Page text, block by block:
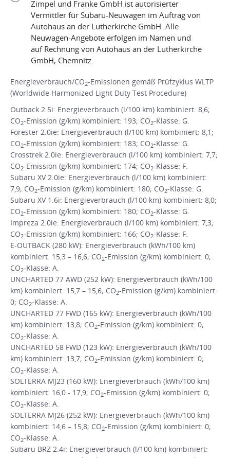
Zimpel und Franke GmbH ist autorisierter
Vermittler für Subaru-Neuwagen im Auftrag von
Autohaus an der Lutherkirche GmbH. Alle
Neuwagen-Angebote erfolgen im Namen und
auf Rechnung von Autohaus an der Lutherkirche
GmbH, Chemnitz.
Energieverbrauch/CO2-Emissionen gemäß Prüfzyklus WLTP
(Worldwide Harmonized Light Duty Test Procedure)
Outback 2.5i: Energieverbrauch (l/100 km) kombiniert: 8,6;
CO2-Emission (g/km) kombiniert: 193; CO2-Klasse: G.
Forester 2.0ie: Energieverbrauch (l/100 km) kombiniert: 8,1;
CO2-Emission (g/km) kombiniert: 183; CO2-Klasse: G.
Crosstrek 2.0ie: Energieverbrauch (l/100 km) kombiniert: 7,7;
CO2-Emission (g/km) kombiniert: 174; CO2-Klasse: F.
Subaru XV 2.0ie: Energieverbrauch (l/100 km) kombiniert:
7,9; CO2-Emission (g/km) kombiniert: 180; CO2-Klasse: G.
Subaru XV 1.6i: Energieverbrauch (l/100 km) kombiniert: 8,0;
CO2-Emission (g/km) kombiniert: 180; CO2-Klasse: G.
Impreza 2.0ie: Energieverbrauch (l/100 km) kombiniert: 7,3;
CO2-Emission (g/km) kombiniert: 166; CO2-Klasse: F.
E-OUTBACK (280 kW): Energieverbrauch (kWh/100 km)
kombiniert: 15,3 – 16,6; CO2-Emission (g/km) kombiniert: 0;
CO2-Klasse: A.
UNCHARTED 77 AWD (252 kW): Energieverbrauch (kWh/100
km) kombiniert: 15,7 – 15,6; CO2-Emission (g/km) kombiniert:
0; CO2-Klasse: A.
UNCHARTED 77 FWD (165 kW): Energieverbrauch (kWh/100
km) kombiniert: 13,8; CO2-Emission (g/km) kombiniert: 0;
CO2-Klasse: A.
UNCHARTED 58 FWD (123 kW): Energieverbrauch (kWh/100
km) kombiniert: 13,7; CO2-Emission (g/km) kombiniert: 0;
CO2-Klasse: A.
SOLTERRA MJ23 (160 kW): Energieverbrauch (kWh/100 km)
kombiniert: 16,0 - 17,9; CO2-Emission (g/km) kombiniert: 0;
CO2-Klasse: A.
SOLTERRA MJ26 (252 kW): Energieverbrauch (kWh/100 km)
kombiniert: 14,6 – 15,8; CO2-Emission (g/km) kombiniert: 0;
CO2-Klasse: A.
Subaru BRZ 2.4i: Energieverbrauch (l/100 km) kombiniert: